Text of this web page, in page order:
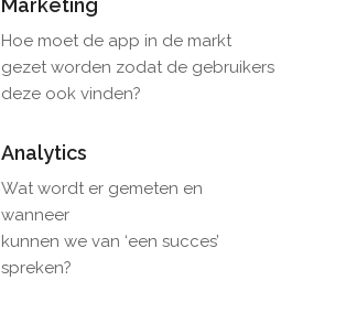
Marketing
Hoe moet de app in de markt
gezet worden zodat de gebruikers
deze ook vinden?
Analytics
Wat wordt er gemeten en
wanneer
kunnen we van ‘een succes’
spreken?